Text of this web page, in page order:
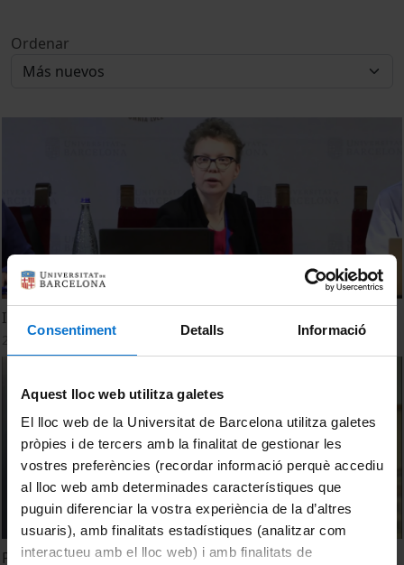
Consentiment Detalls Informació
Aquest lloc web utilitza galetes
El lloc web de la Universitat de Barcelona utilitza galetes
pròpies i de tercers amb la finalitat de gestionar les
vostres preferències (recordar informació perquè accediu
al lloc web amb determinades característiques que
puguin diferenciar la vostra experiència de la d’altres
usuaris), amb finalitats estadístiques (analitzar com
interactueu amb el lloc web) i amb finalitats de
Ordenar
Inclusion & Diversity
22 Diciembre, 2022
Personatges: Andrés Jiménez